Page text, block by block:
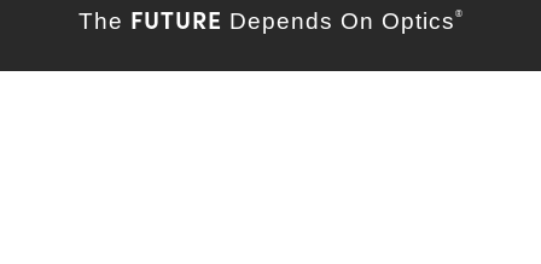
The FUTURE Depends On Optics ®